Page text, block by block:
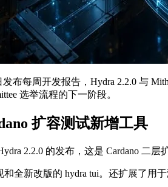
发布每周开发报告，Hydra 2.2.0 与
选举流程的下一阶段。
扩容测试新增工具
2.2.0 的发布，这是 Cardano 二
和全新改版的 hydra tui。还扩展了